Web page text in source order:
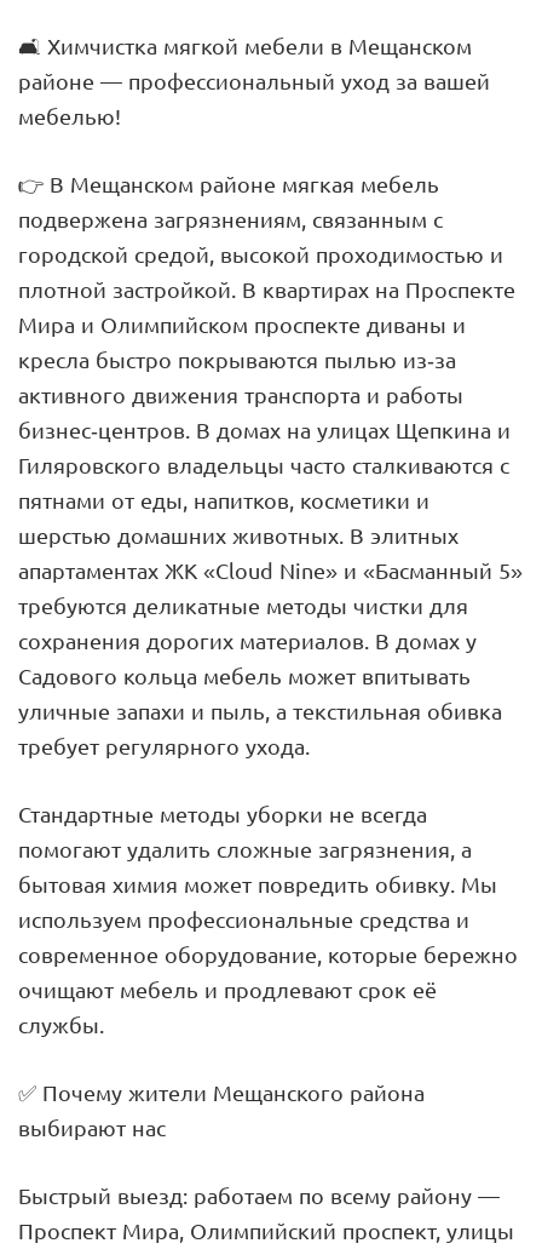
🛋 Химчистка мягкой мебели в Мещанском
районе — профессиональный уход за вашей
мебелью!
👉 В Мещанском районе мягкая мебель
подвержена загрязнениям, связанным с
городской средой, высокой проходимостью и
плотной застройкой. В квартирах на Проспекте
Мира и Олимпийском проспекте диваны и
кресла быстро покрываются пылью из-за
активного движения транспорта и работы
бизнес-центров. В домах на улицах Щепкина и
Гиляровского владельцы часто сталкиваются с
пятнами от еды, напитков, косметики и
шерстью домашних животных. В элитных
апартаментах ЖК «Cloud Nine» и «Басманный 5»
требуются деликатные методы чистки для
сохранения дорогих материалов. В домах у
Садового кольца мебель может впитывать
уличные запахи и пыль, а текстильная обивка
требует регулярного ухода.
Стандартные методы уборки не всегда
помогают удалить сложные загрязнения, а
бытовая химия может повредить обивку. Мы
используем профессиональные средства и
современное оборудование, которые бережно
очищают мебель и продлевают срок её
службы.
✅ Почему жители Мещанского района
выбирают нас
Быстрый выезд: работаем по всему району —
Проспект Мира, Олимпийский проспект, улицы